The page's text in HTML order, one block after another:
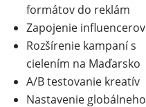
formátov do reklám
Zapojenie influencerov
Rozšírenie kampaní s
cielením na Maďarsko
A/B testovanie kreatív
Nastavenie globálneho